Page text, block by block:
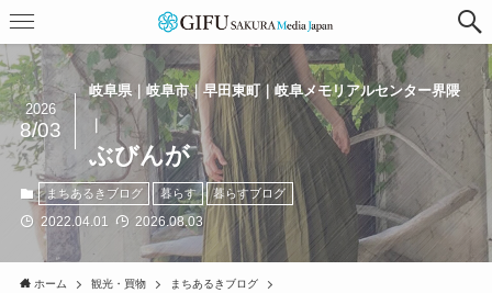
岐阜県｜岐阜市｜早田東町｜岐阜メモリアルセンター界隈
｜
ぶびんが
2026
8/03
まちあるきブログ 暮らす 暮らすブログ
2022.04.01 2026.08.03
ホーム 観光・買物 まちあるきブログ